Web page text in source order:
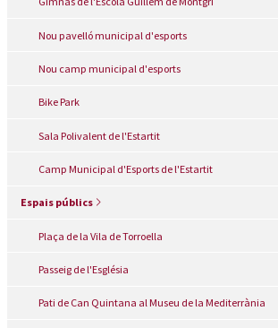
Nou pavelló municipal d'esports
Nou camp municipal d'esports
Bike Park
Sala Polivalent de l'Estartit
Camp Municipal d'Esports de l'Estartit
Espais públics
Plaça de la Vila de Torroella
Passeig de l'Església
Pati de Can Quintana al Museu de la Mediterrània